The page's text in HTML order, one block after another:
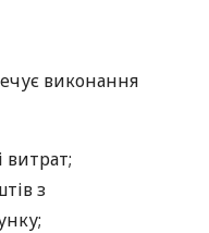
виконання
витрат;
з